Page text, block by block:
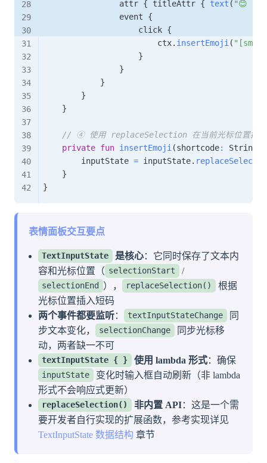
                attr
{ titleAttr { text ( "😊
                event
{
                    click
{
                        ctx
. insertEmoji (
}
}
}
}
}
// ④ 使用 replaceSelection 在当前光标位置插入
private fun insertEmoji (shortcode: String
        inputState
= inputState.
}
}
表情面板交互要点
TextInputState 是核心：它同时保存了文本内
容和光标位置（ selectionStart /
selectionEnd ）， replaceSelection()
根据
光标位置插入短码
两个事件都要监听： textInputStateChange
同
步文本变化，
selectionChange
同步光标移
动，两者缺一不可
textInputState { } 使用 lambda 形式：确保
inputState
变化时输入框自动刷新（非 lambda
形式不会响应式更新）
replaceSelection() 非内置 API：这是一个需
要开发者自行实现的扩展函数，参考实现详见
TextInputState 数据结构 章节